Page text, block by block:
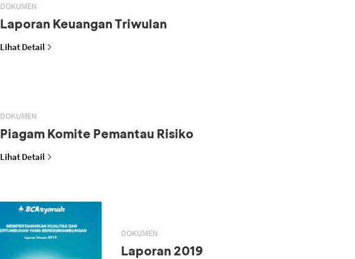
DOKUMEN
Laporan Keuangan Triwulan
Lihat Detail
DOKUMEN
Piagam Komite Pemantau Risiko
Lihat Detail
DOKUMEN
Laporan 2019